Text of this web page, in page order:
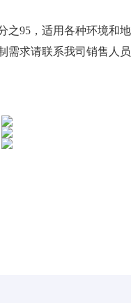
95，适用各种环境和地
需求请联系我司销售人